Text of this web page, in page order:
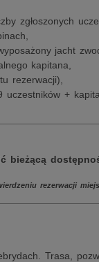
zgłoszonych
jacht
kapitana,
rezerwacji),
+
bieżącą
rezerwacji
Trasa,